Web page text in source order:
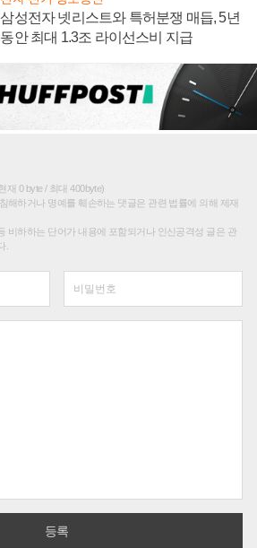
삼성전자 넷리스트와 특허분쟁 매듭, 5년
동안 최대 1.3조 라이선스비 지급
재 0 byte / 최대 400byte)
해하거나 명예를 훼손하는 댓글은 관련 법률에 의해 제재
비하하는 단어가 내용에 포함되거나 인신공격성 글은 관
.